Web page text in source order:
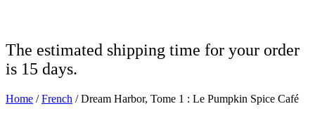
The estimated shipping time for your order
is 15 days.
Home /French / Dream Harbor, Tome 1 : Le Pumpkin Spice Café